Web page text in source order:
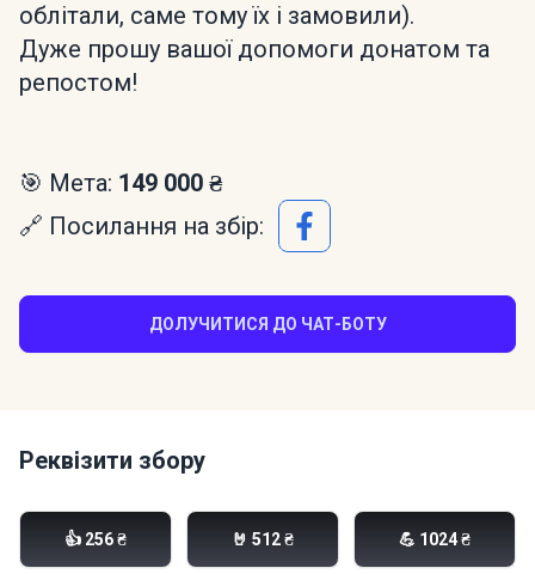
облітали, саме тому їх і замовили).
Дуже прошу вашої допомоги донатом та
репостом!
🎯 Мета: 149 000 ₴
🔗 Посилання на збір:
ДОЛУЧИТИСЯ ДО ЧАТ-БОТУ
Реквізити збору
Моно банка:
send.monobank.ua/jar/6CjEbkcAVP
👍 256 ₴ 🤘 512 ₴ 💪 1024 ₴